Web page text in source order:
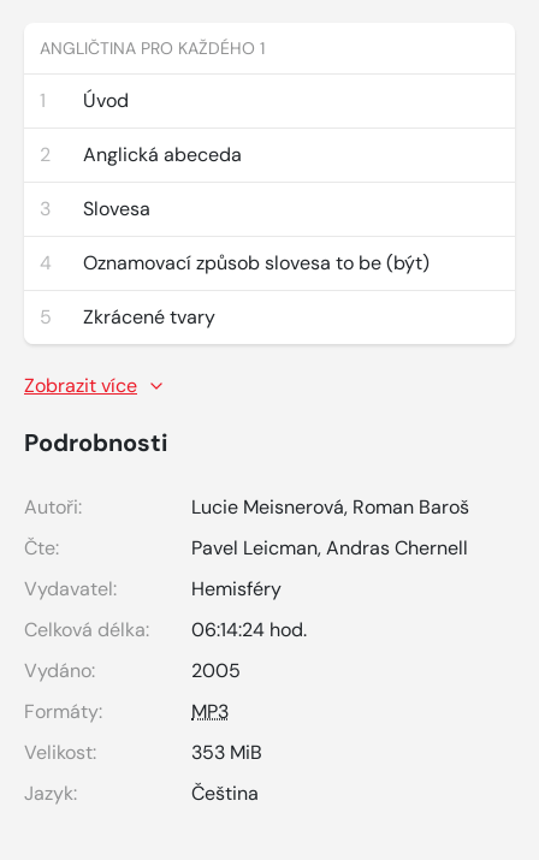
ANGLIČTINA PRO KAŽDÉHO 1
1 Úvod
2 Anglická abeceda
3 Slovesa
4 Oznamovací způsob slovesa to be (být)
5 Zkrácené tvary
Zobrazit více
Podrobnosti
Autoři: Lucie Meisnerová, Roman Baroš
Čte:
Pavel Leicman,Andras Chernell
Vydavatel:
Hemisféry
Celková délka:
06:14:24 hod.
Vydáno:
2005
Formáty:
MP3
Velikost:
353 MiB
Jazyk:
Čeština